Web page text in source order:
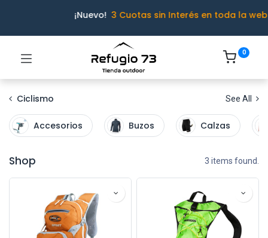
¡Nuevo! 3 Cuotas sin Interés en toda la web
0
Ciclismo See All
Accesorios Buzos Calzas
Shop 3 items found.
Ivo · Refugio 73